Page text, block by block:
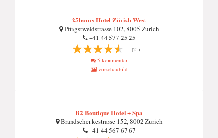
25hours Hotel Zürich West
Pfingstweidstrasse 102, 8005 Zurich
+41 44 577 25 25
(21)
5 kommentar
vorschaubild
B2 Boutique Hotel + Spa
Brandschenkestrasse 152, 8002 Zurich
+41 44 567 67 67